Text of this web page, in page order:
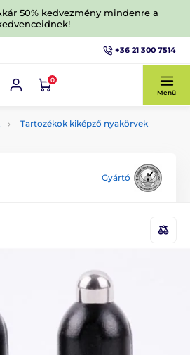
50% kedvezmény mindenre a
+36 21 300 7514
0
Menü
Tartozékok kiképző nyakörvek
Gyártó